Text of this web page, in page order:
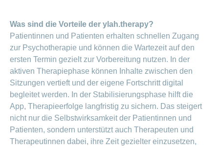
Mehr
anzeigen
Was sind die Vorteile der ylah.therapy?
Patientinnen und Patienten erhalten schnellen Zugang
zur Psychotherapie und können die Wartezeit auf den
ersten Termin gezielt zur Vorbereitung nutzen. In der
aktiven Therapiephase können Inhalte zwischen den
Sitzungen vertieft und der eigene Fortschritt digital
begleitet werden. In der Stabilisierungsphase hilft die
App, Therapieerfolge langfristig zu sichern. Das steigert
nicht nur die Selbstwirksamkeit der Patientinnen und
Patienten, sondern unterstützt auch Therapeuten und
Therapeutinnen dabei, ihre Zeit gezielter einzusetzen,